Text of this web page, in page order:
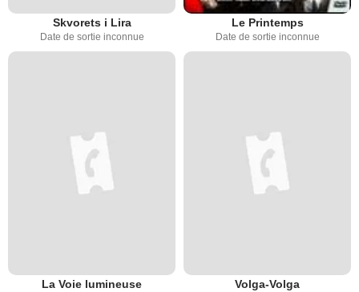
Skvorets i Lira
Date de sortie inconnue
Le Printemps
Date de sortie inconnue
La Voie lumineuse Volga-Volga